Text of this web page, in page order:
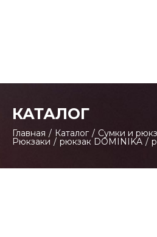
КАТАЛОГ
Главная / Каталог / Сумки и
Рюкзаки / рюкзак DOMINIKA /